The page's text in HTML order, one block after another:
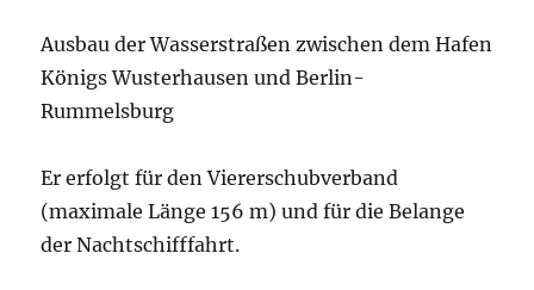
Ausbau der Wasserstraßen zwischen dem Hafen
Königs Wusterhausen und Berlin-
Rummelsburg
Er erfolgt für den Viererschubverband
(maximale Länge 156 m) und für die Belange
der Nachtschifffahrt.